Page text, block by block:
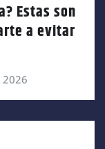
Estas son
a evitar
2026